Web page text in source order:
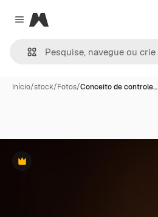
Close menu
Magnific
Início/stock/Fotos/Conceito de controle…
Premium